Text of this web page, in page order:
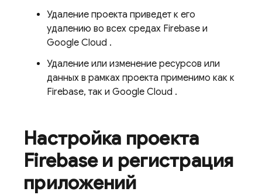
Удаление проекта приведет к его
удалению во всех средах Firebase и
Google Cloud .
Удаление или изменение ресурсов или
данных в рамках проекта применимо как к
Firebase, так и Google Cloud .
Настройка проекта
Firebase и регистрация
приложений